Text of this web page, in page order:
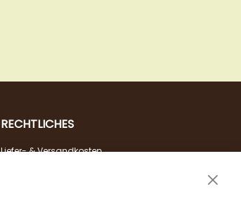
RECHTLICHES
Liefer- & Versandkosten